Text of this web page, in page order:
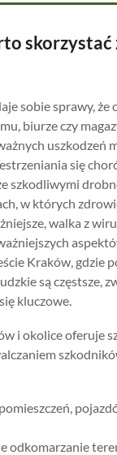
skorzystać
sobie sprawy, że
biurze czy
uszkodzeń
się
szkodliwymi
w których
walka z
Kraków, gdzie
są częstsze,
kluczowe.
i okolice oferuje
odkomarzanie